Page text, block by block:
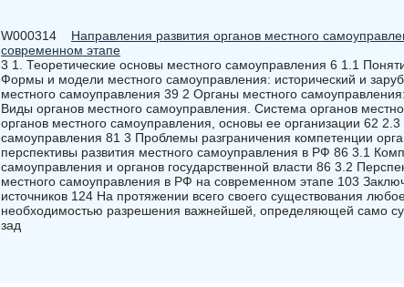
W000314 Направления развития органов местного
современном этапе
3 1. Теоретические основы местного самоуправления 6 1.1
Формы и модели местного самоуправления: исторический и
местного самоуправления 39 2 Органы местного
Виды органов местного самоуправления. Система органов
органов местного самоуправления, основы ее организации 62
самоуправления 81 3 Проблемы разграничения компетенции
перспективы развития местного самоуправления в РФ 86 3.1
самоуправления и органов государственной власти 86 3.2
местного самоуправления в РФ на современном этапе 103
источников 124 На протяжении всего своего существования
необходимостью разрешения важнейшей, определяющей само
зад